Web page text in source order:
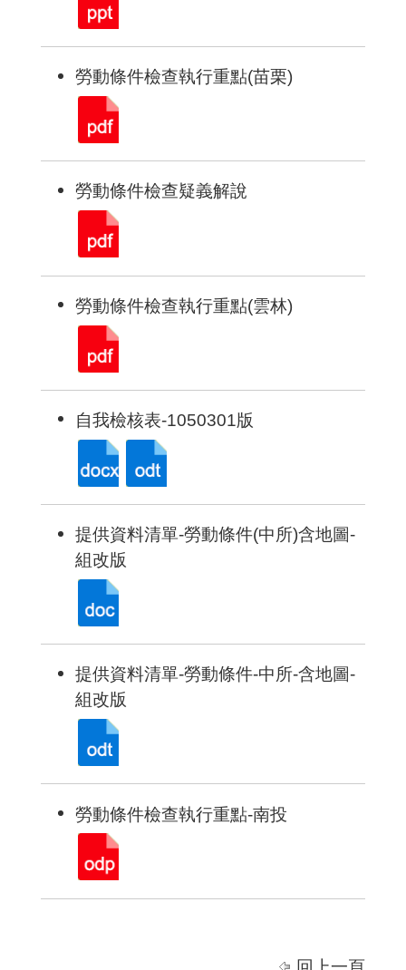
勞動條件檢查執行重點(苗栗)
勞動條件檢查疑義解說
勞動條件檢查執行重點(雲林)
自我檢核表-1050301版
提供資料清單-勞動條件(中所)含地圖-
組改版
提供資料清單-勞動條件-中所-含地圖-
組改版
勞動條件檢查執行重點-南投